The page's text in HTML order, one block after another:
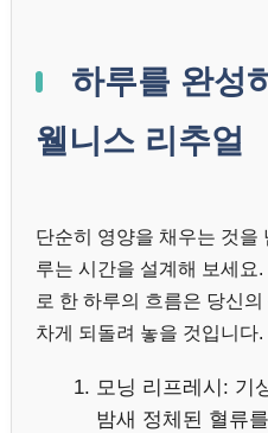
하루를 완성
웰니스 리추얼
단순히 영양을 채우는 것을
루는 시간을 설계해 보세요
로 한 하루의 흐름은 당신
차게 되돌려 놓을 것입니다.
모닝 리프레시: 기
밤새 정체된 혈류